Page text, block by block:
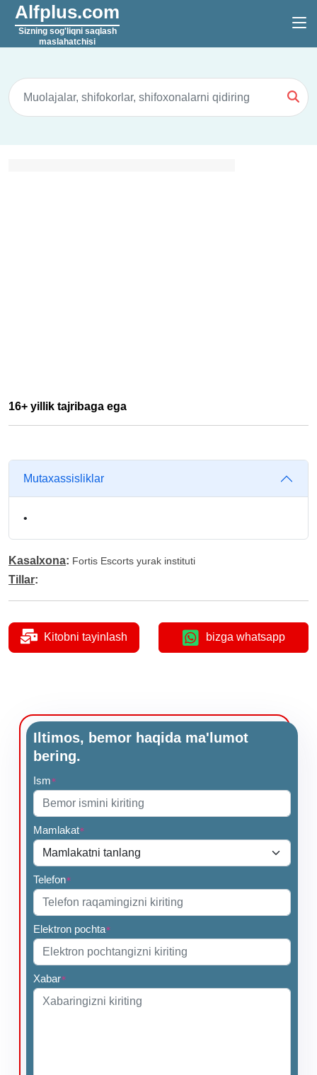
Alfplus.com
Sizning sog'liqni saqlash
maslahatchisi
16+ yillik tajribaga ega
Mutaxassisliklar
•
Kasalxona: Fortis Escorts yurak instituti
Tillar:
Kitobni tayinlash bizga whatsapp
Iltimos, bemor haqida ma'lumot
bering.
Ism*
Mamlakat*
Telefon*
Elektron pochta*
Xabar*